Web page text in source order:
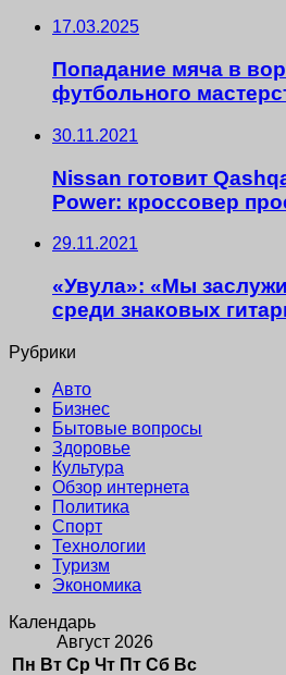
17.03.2025
Попадание мяча в
футбольного
30.11.2021
Nissan готовит
Power: кроссовер
29.11.2021
«Увула»: «Мы
среди знаковых
Рубрики
Авто
Бизнес
Бытовые вопросы
Здоровье
Культура
Обзор интернета
Политика
Спорт
Технологии
Туризм
Экономика
Календарь
Август 2026
Пн Вт Ср Чт Пт Сб Вс